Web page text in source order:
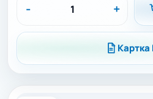
- +
Картка